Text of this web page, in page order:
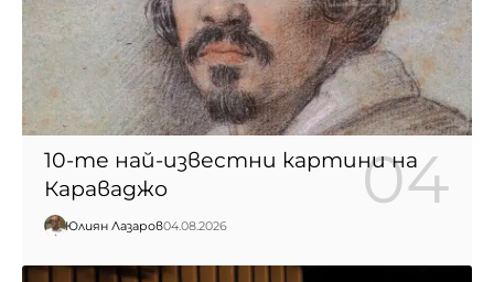
10-те най-известни картини на
Караваджо
Юлиян Лазаров04.08.2026